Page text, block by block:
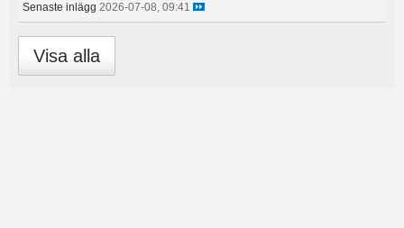
Senaste inlägg 2026-07-08, 09:41
Visa alla